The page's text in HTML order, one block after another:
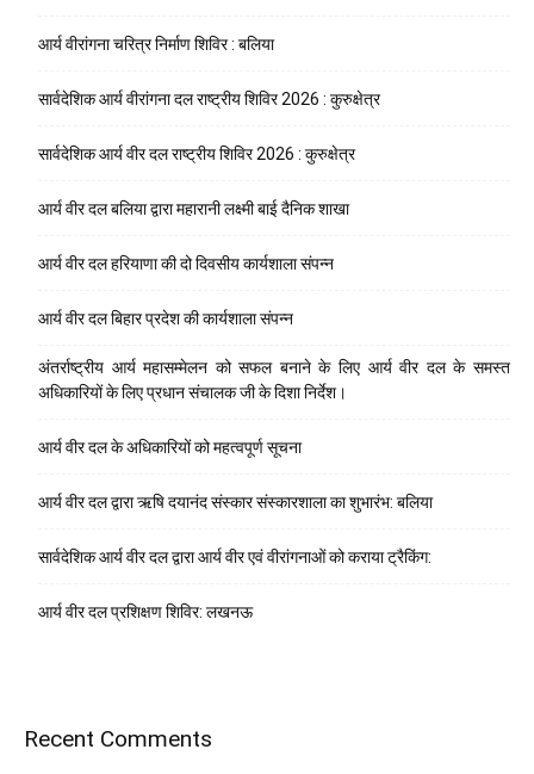
आर्य वीरांगना चरित्र निर्माण शिविर : बलिया
सार्वदेशिक आर्य वीरांगना दल राष्ट्रीय शिविर 2026 : कुरुक्षेत्र
सार्वदेशिक आर्य वीर दल राष्ट्रीय शिविर 2026 : कुरुक्षेत्र
आर्य वीर दल बलिया द्वारा महारानी लक्ष्मी बाई दैनिक शाखा
आर्य वीर दल हरियाणा की दो दिवसीय कार्यशाला संपन्न
आर्य वीर दल बिहार प्रदेश की कार्यशाला संपन्न
अंतर्राष्ट्रीय आर्य महासम्मेलन को सफल बनाने के लिए आर्य वीर दल के समस्त
अधिकारियों के लिए प्रधान संचालक जी के दिशा निर्देश।
आर्य वीर दल के अधिकारियों को महत्वपूर्ण सूचना
आर्य वीर दल द्वारा ऋषि दयानंद संस्कार संस्कारशाला का शुभारंभ: बलिया
सार्वदेशिक आर्य वीर दल द्वारा आर्य वीर एवं वीरांगनाओं को कराया ट्रैकिंग:
आर्य वीर दल प्रशिक्षण शिविर: लखनऊ
Recent Comments